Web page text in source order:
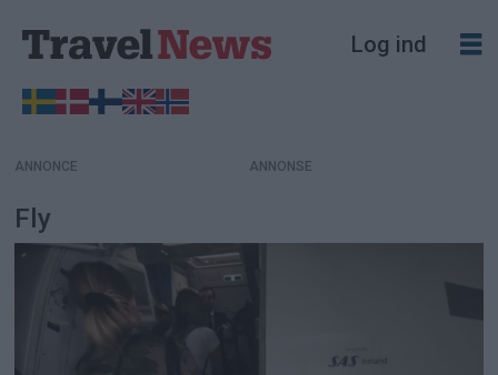
Log ind
ANNONCE
Fly